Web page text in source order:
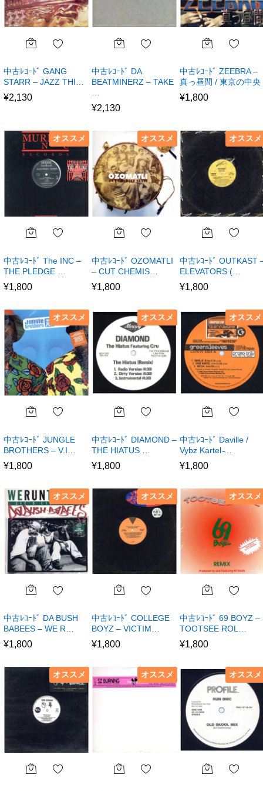
中古ﾚｺｰﾄﾞ GANG
STARR – JAZZ THI…
¥2,130
中古ﾚｺｰﾄﾞ DA
BEATMINERZ – TAKE
¥2,130
中古ﾚｺｰﾄﾞ ZEEBRA –
真っ昼間 / 東京の中央
¥1,800
オススメ
中古ﾚｺｰﾄﾞ The INC –
THE PLEDGE …
¥1,800
オススメ
中古ﾚｺｰﾄﾞ OZOMATLI
– CUT CHEMIS…
¥1,800
オススメ
中古ﾚｺｰﾄﾞ OUTKAST
ELEVATORS (…
¥1,800
オススメ
中古ﾚｺｰﾄﾞ JUNGLE
BROTHERS – V.I…
¥1,800
オススメ
中古ﾚｺｰﾄﾞ DIAMOND –
THE HIATUS …
¥1,800
オススメ
中古ﾚｺｰﾄﾞ Daville /
Vybz Kartel ̵…
¥1,800
オススメ
中古ﾚｺｰﾄﾞ DA BUSH
BABEES – WE R…
¥1,800
オススメ
中古ﾚｺｰﾄﾞ COLLEGE
BOYZ – VICTIM…
¥1,800
オススメ
中古ﾚｺｰﾄﾞ 69 BOYZ –
TOOTSEE ROL…
¥1,800
オススメ オススメ オススメ